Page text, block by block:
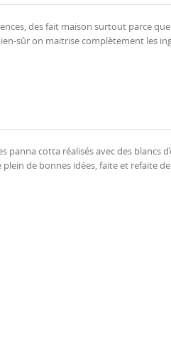
des fait maison surtout parce
sûr on maitrise complètement les
cotta réalisés avec des blancs
de bonnes idées, faite et refaite